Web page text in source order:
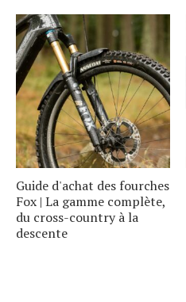
Guide d'achat des fourches
Fox | La gamme complète,
du cross-country à la
descente